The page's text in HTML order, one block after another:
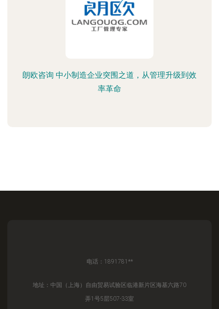
朗欧咨询 中小制造企业突围之道，从管理升级到效
率革命
电话：1891781**
地址：中国（上海）自由贸易试验区临港新片区海基六路70
弄1号5层507-33室